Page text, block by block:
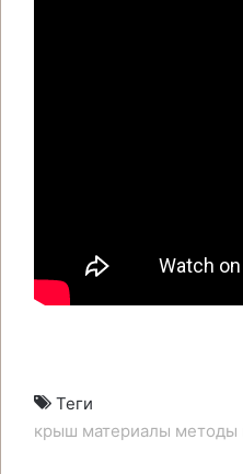
Теги
крыш материалы методы